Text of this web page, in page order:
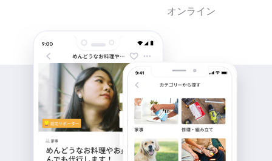
オンライン